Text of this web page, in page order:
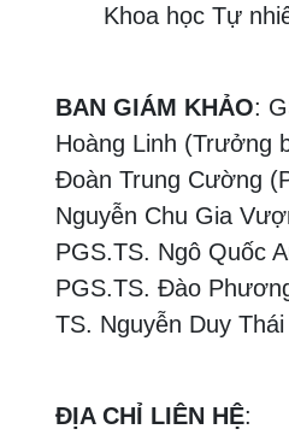
Khoa học Tự
BAN GIÁM KHẢO:
Hoàng Linh (Trưởng
Đoàn Trung Cường
Nguyễn Chu Gia
PGS.TS. Ngô Quốc
PGS.TS. Đào
TS. Nguyễn Duy
ĐỊA CHỈ LIÊN HỆ: